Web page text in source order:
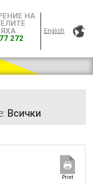
НА
77 272
English
Всички
Print